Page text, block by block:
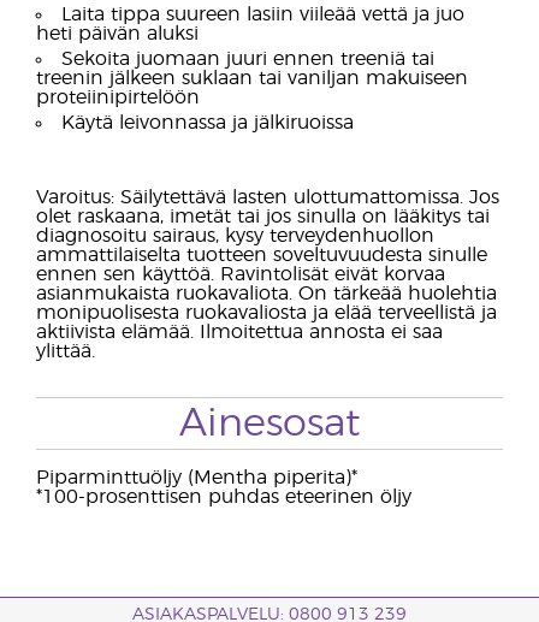
Laita tippa suureen lasiin viileää vettä ja juo
heti päivän aluksi
Sekoita juomaan juuri ennen treeniä tai
treenin jälkeen suklaan tai vaniljan makuiseen
proteiinipirtelöön
Käytä leivonnassa ja jälkiruoissa
Varoitus: Säilytettävä lasten ulottumattomissa. Jos
olet raskaana, imetät tai jos sinulla on lääkitys tai
diagnosoitu sairaus, kysy terveydenhuollon
ammattilaiselta tuotteen soveltuvuudesta sinulle
ennen sen käyttöä. Ravintolisät eivät korvaa
asianmukaista ruokavaliota. On tärkeää huolehtia
monipuolisesta ruokavaliosta ja elää terveellistä ja
aktiivista elämää. Ilmoitettua annosta ei saa
ylittää.
Ainesosat
Piparminttuöljy (Mentha piperita)*
*100-prosenttisen puhdas eteerinen öljy
ASIAKASPALVELU: 0800 913 239